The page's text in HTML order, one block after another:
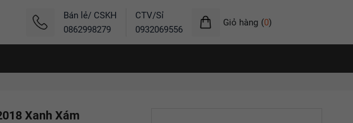
Bán lẻ/ CSKH
0862998279
CTV/Sỉ
0932069556
Giỏ hàng (0)
Xanh Xám